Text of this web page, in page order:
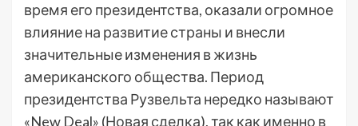
время его президентства, оказали огромное
влияние на развитие страны и внесли
значительные изменения в жизнь
американского общества. Период
президентства Рузвельта нередко называют
«New Deal» (Новая сделка), так как именно в